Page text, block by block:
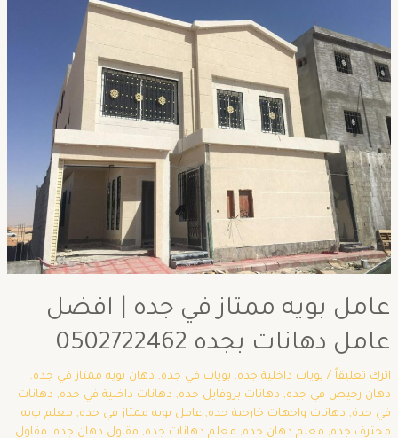
عامل بويه ممتاز في جده | افضل
عامل دهانات بجده 0502722462
اترك تعليقاً / بويات داخلية جده, بويات في جده, دهان بويه ممتاز في جده,
دهان رخيص في جده, دهانات بروفايل جده, دهانات داخلية في جده, دهانات
في جدة, دهانات واجهات خارجية جده, عامل بويه ممتاز في جده, معلم بويه
محترف جده, معلم دهان جده, معلم دهانات جده, مقاول دهان جده, مقاول